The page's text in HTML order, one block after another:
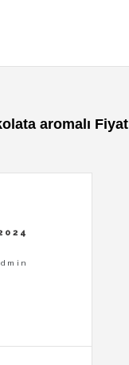
aromalı Fiyat